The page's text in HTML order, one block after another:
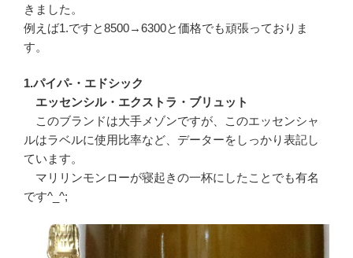
きました。
例えば1.ですと8500→6300と価格でも頑張っておりま
す。
1.パイパ-・エドシック
エッセンシル・エクストラ・ブリュット
このブランドは大手メゾンですが、このエッセンシャ
ルはラベルに使用比率など、データーをしっかり表記し
ています。
マリリンモンローが寝起きの一杯にしたことでも有名
です^_^;